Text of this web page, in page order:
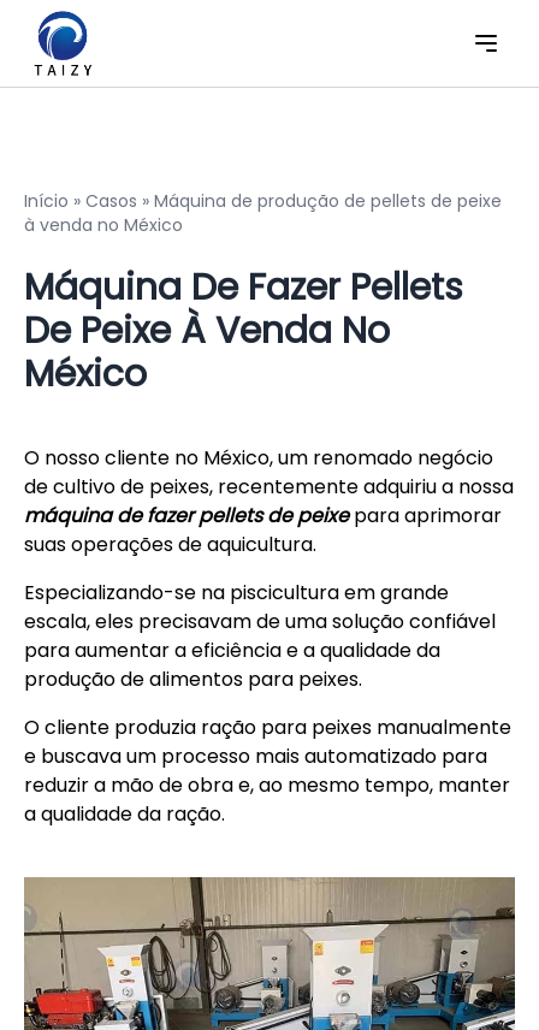
Início » Casos » Máquina de produção de pellets de peixe
à venda no México
Máquina De Fazer Pellets
De Peixe À Venda No
México
O nosso cliente no México, um renomado negócio
de cultivo de peixes, recentemente adquiriu a nossa
máquina de fazer pellets de peixepara aprimorar
suas operações de aquicultura.
Especializando-se na piscicultura em grande
escala, eles precisavam de uma solução confiável
para aumentar a eficiência e a qualidade da
produção de alimentos para peixes.
O cliente produzia ração para peixes manualmente
e buscava um processo mais automatizado para
reduzir a mão de obra e, ao mesmo tempo, manter
a qualidade da ração.